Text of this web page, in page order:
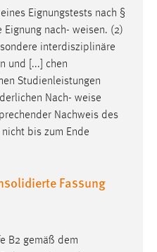
Eignungstests nach §
nach- weisen. (2)
interdisziplinäre
und [...] chen
Studienleistungen
Nach- weise
Nachweis des
bis zum Ende
Fassung
B2 gemäß dem
sich an der Website
uns zu verstehen, wie
nutzen.